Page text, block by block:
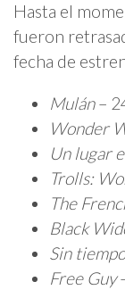
Hasta el
fueron
fecha de
Mulán–
Wonder
Un lugar
Trolls:
The
Black
Sin
Free Guy